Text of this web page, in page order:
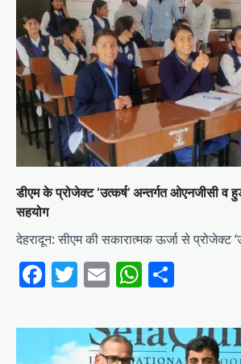
डीएम के प्रोजेक्ट ‘उत्कर्ष’ अन्तर्गत ओएनजीसी व
सहयोग
देहरादून: सीएम की सकारात्मक ऊर्जा से प्रोजेक्ट
Facebook
Twitter
EmailWhatsApp